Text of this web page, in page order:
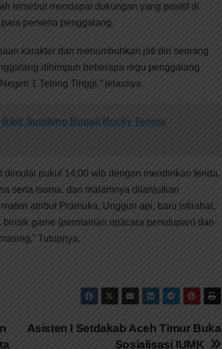
tersebut mendapat dukungan yang positif di
perserta penggalang.
karakter dan menumbuhkan jati diri seorang
dihimpun beberapa regu penggalang
1 Tebing Tinggi.” jelasnya.
Sumbing Bupati Rocky Terima
dimulai pukul 14:00 wib dengan mendirikan tenda,
serta Isoma, dan malamnya dilanjutkan
atribut Pramuka, Unggun api, baru istirahat,
game (permainan upacara penutupan) dan
Tutupnya.
Asisten I Setdakab Aceh Timur Buka
Sosialisasi IUMK